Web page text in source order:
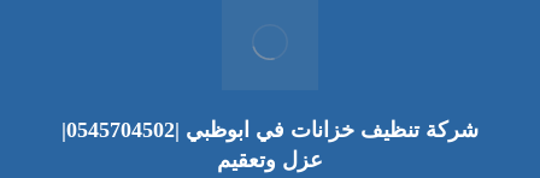
شركة تنظيف خزانات في ابوظبي |0545704502|
عزل وتعقيم